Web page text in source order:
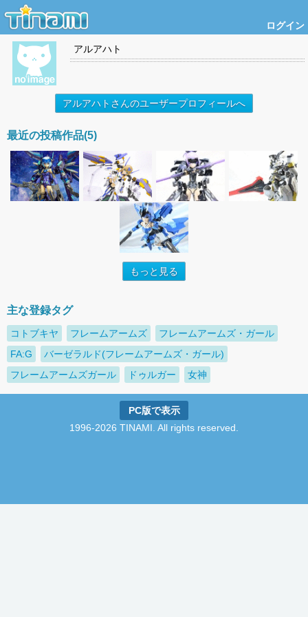
ログイン
アルアハト
アルアハトさんのユーザープロフィールへ
最近の投稿作品(5)
もっと見る
主な登録タグ
コトブキヤ フレームアームズ
フレームアームズ・ガール
FA:G
バーゼラルド(フレームアームズ・ガール)
フレームアームズガール
ドゥルガー 女神
PC版で表示
1996-2026 TINAMI. All rights reserved.